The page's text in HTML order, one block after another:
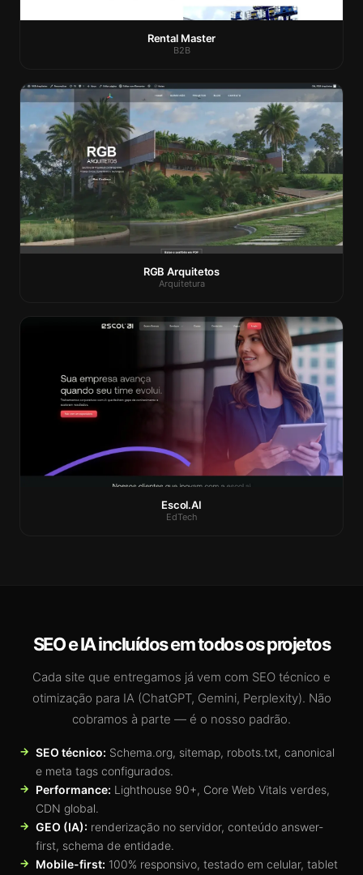
Rental Master
B2B
RGB Arquitetos
Arquitetura
Escol.AI
EdTech
SEO e IA incluídos em todos os projetos
Cada site que entregamos já vem com SEO técnico e
otimização para IA (ChatGPT, Gemini, Perplexity). Não
cobramos à parte — é o nosso padrão.
SEO técnico: Schema.org, sitemap, robots.txt, canonical
e meta tags configurados.
Performance: Lighthouse 90+, Core Web Vitals verdes,
CDN global.
GEO (IA): renderização no servidor, conteúdo answer-
first, schema de entidade.
Mobile-first: 100% responsivo, testado em celular, tablet